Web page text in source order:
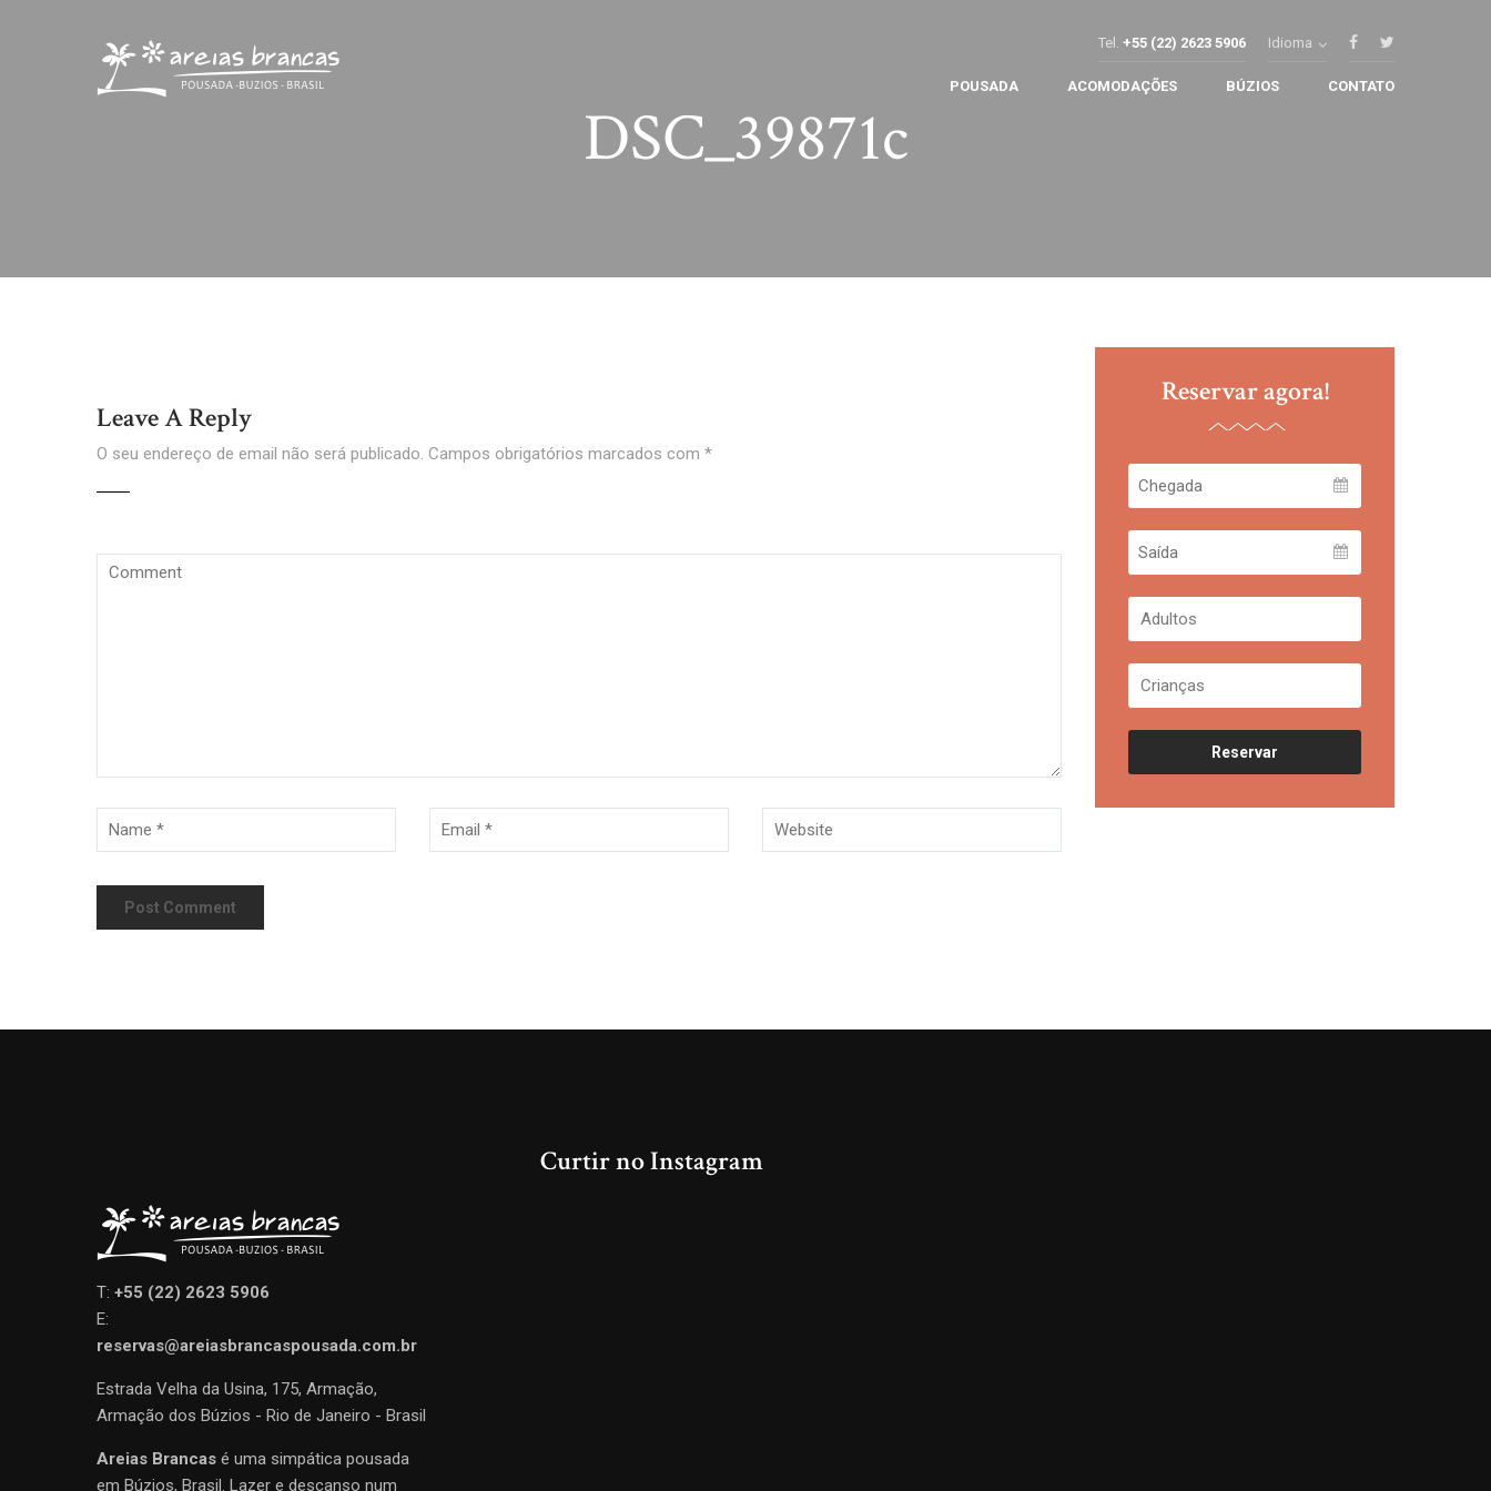
Tel. +55 (22) 2623 5906 Idioma
POUSADA ACOMODAÇÕES BÚZIOS CONTATO
DSC_39871c
Leave A Reply
O seu endereço de email não será publicado. Campos obrigatórios marcados com *
Reservar agora!
Reservar
T: +55 (22) 2623 5906
E:
reservas@areiasbrancaspousada.com.br
Estrada Velha da Usina, 175, Armação,
Armação dos Búzios - Rio de Janeiro - Brasil
Areias Brancas é uma simpática pousada
em Búzios, Brasil. Lazer e descanso num
Curtir no Instagram